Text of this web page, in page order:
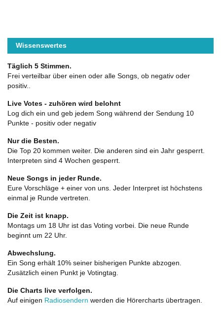
Wissenswertes
Täglich 5 Stimmen.
Frei verteilbar über einen oder alle Songs, ob negativ oder
positiv..
Live Votes - zuhören wird belohnt
Log dich ein und geb jedem Song während der Sendung 10
Punkte - positiv oder negativ
Nur die Besten.
Die Top 20 kommen weiter. Die anderen sind ein Jahr gesperrt.
Interpreten sind 4 Wochen gesperrt.
Neue Songs in jeder Runde.
Eure Vorschläge + einer von uns. Jeder Interpret ist höchstens
einmal je Runde vertreten.
Die Zeit ist knapp.
Montags um 18 Uhr ist das Voting vorbei. Die neue Runde
beginnt um 22 Uhr.
Abwechslung.
Ein Song erhält 10% seiner bisherigen Punkte abzogen.
Zusätzlich einen Punkt je Votingtag.
Die Charts live verfolgen.
Auf einigen Radiosendern werden die Hörercharts übertragen.